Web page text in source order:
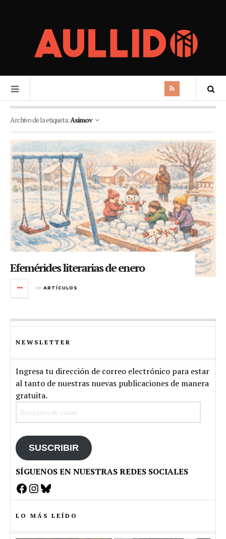
Archivo de la etiqueta:Asimov
Efemérides literarias de enero
en ARTÍCULOS
NEWSLETTER
Ingresa tu dirección de correo electrónico para estar
al tanto de nuestras nuevas publicaciones de manera
gratuita.
SUSCRIBIR
SÍGUENOS EN NUESTRAS REDES SOCIALES
Facebook
Instagram
Bluesky
LO MÁS LEÍDO